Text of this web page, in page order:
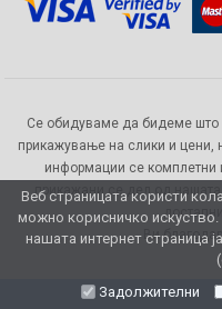
Веб страницата користи
можно корисничко
нашата интернет страница
Задолжителни
Се обидуваме да бидеме што
прикажување на слики и цени,
информации се комплетни
прикажани се дел од
Ви